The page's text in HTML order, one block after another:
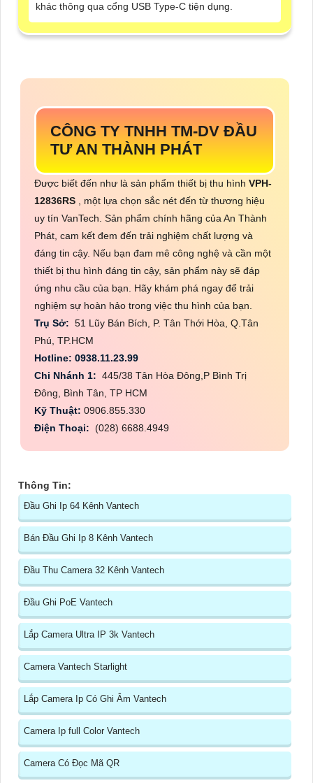
khác thông qua cổng USB Type-C tiện dụng.
CÔNG TY TNHH TM-DV ĐẦU
TƯ AN THÀNH PHÁT
Được biết đến như là sản phẩm thiết bị thu hình VPH-
12836RS , một lựa chọn sắc nét đến từ thương hiệu
uy tín VanTech. Sản phẩm chính hãng của An Thành
Phát, cam kết đem đến trải nghiệm chất lượng và
đáng tin cậy. Nếu bạn đam mê công nghệ và cần một
thiết bị thu hình đáng tin cậy, sản phẩm này sẽ đáp
ứng nhu cầu của bạn. Hãy khám phá ngay để trải
nghiệm sự hoàn hảo trong việc thu hình của bạn.
Trụ Sở: 51 Lũy Bán Bích, P. Tân Thới Hòa, Q.Tân
Phú, TP.HCM
Hotline: 0938.11.23.99
Chi Nhánh 1: 445/38 Tân Hòa Đông,P Bình Trị
Đông, Bình Tân, TP HCM
Kỹ Thuật: 0906.855.330
Điện Thoại: (028) 6688.4949
Thông Tin:
Đầu Ghi Ip 64 Kênh Vantech
Bán Đầu Ghi Ip 8 Kênh Vantech
Đầu Thu Camera 32 Kênh Vantech
Đầu Ghi PoE Vantech
Lắp Camera Ultra IP 3k Vantech
Camera Vantech Starlight
Lắp Camera Ip Có Ghi Âm Vantech
Camera Ip full Color Vantech
Camera Có Đọc Mã QR